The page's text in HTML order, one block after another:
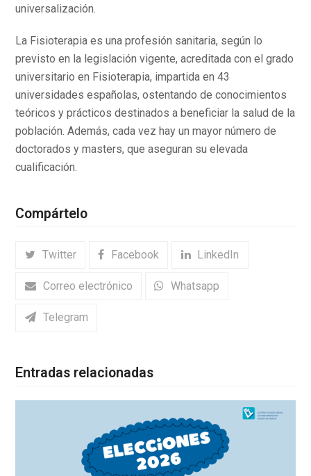
universalización.
La Fisioterapia es una profesión sanitaria, según lo
previsto en la legislación vigente, acreditada con el grado
universitario en Fisioterapia, impartida en 43
universidades españolas, ostentando de conocimientos
teóricos y prácticos destinados a beneficiar la salud de la
población. Además, cada vez hay un mayor número de
doctorados y masters, que aseguran su elevada
cualificación.
Compártelo
Twitter Facebook LinkedIn
Correo electrónico Whatsapp
Telegram
Entradas relacionadas